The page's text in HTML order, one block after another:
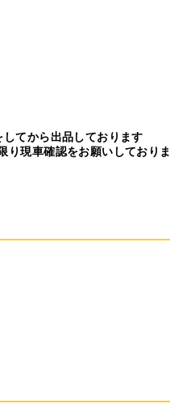
てから出品しております
現車確認をお願いしておりま